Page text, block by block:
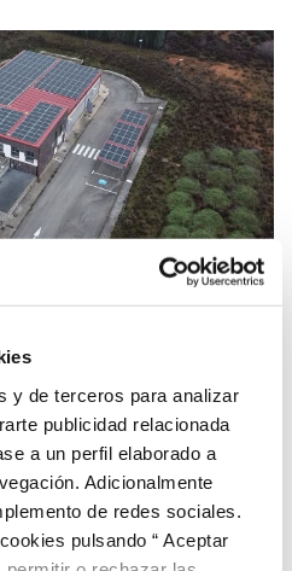
y de terceros para analizar
publicidad relacionada
a un perfil elaborado a
Adicionalmente
de redes sociales.
pulsando “ Aceptar
de Ponferrada
carbono de la